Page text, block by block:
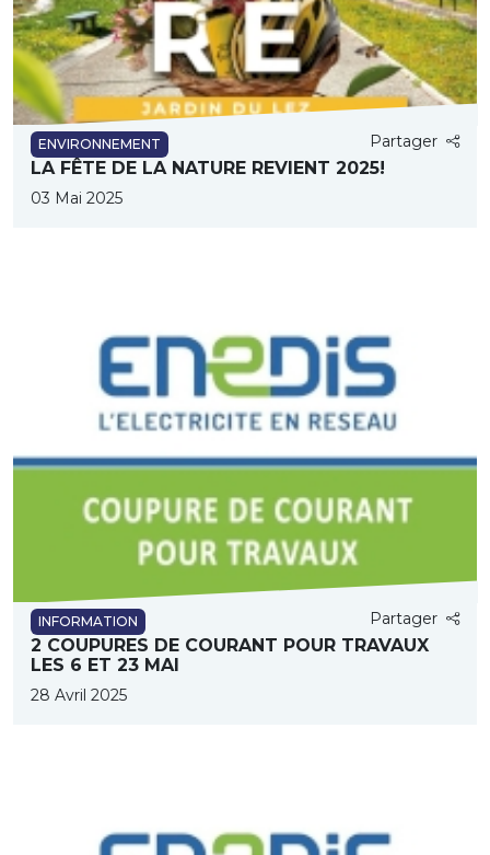
ENVIRONNEMENT Partager
LA FÊTE DE LA NATURE REVIENT 2025!
03 Mai 2025
INFORMATION Partager
2 COUPURES DE COURANT POUR TRAVAUX
LES 6 ET 23 MAI
28 Avril 2025